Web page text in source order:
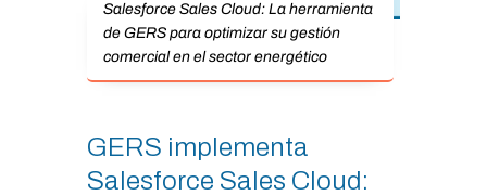
Salesforce Sales Cloud: La herramienta
de GERS para optimizar su gestión
comercial en el sector energético
GERS implementa
Salesforce Sales Cloud: